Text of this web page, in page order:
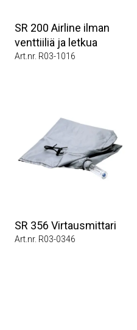
SR 200 Airline ilman
venttiiliä ja letkua
Art.nr. R03-1016
SR 356 Virtausmittari
Art.nr. R03-0346